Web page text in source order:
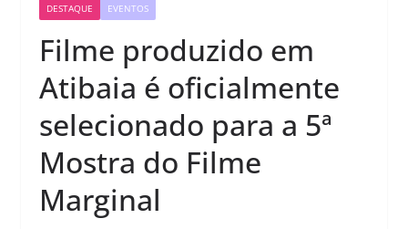
DESTAQUE EVENTOS
Filme produzido em
Atibaia é oficialmente
selecionado para a 5ª
Mostra do Filme
Marginal